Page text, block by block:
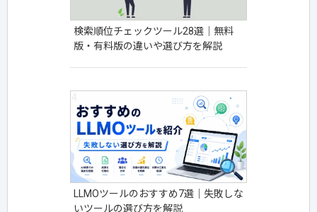
検索順位チェックツール28選│無料
版・有料版の違いや選び方を解説
LLMOツールのおすすめ7選｜失敗しな
いツールの選び方を解説